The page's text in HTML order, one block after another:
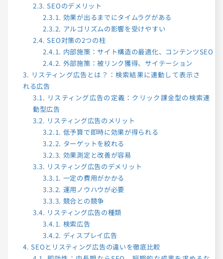
2.3. SEOのデメリット
2.3.1. 効果が出るまでにタイムラグがある
2.3.2. アルゴリズムの影響を受けやすい
2.4. SEO対策の2つの柱
2.4.1. 内部施策：サイト構造の最適化、コンテンツSEO
2.4.2. 外部施策：被リンク獲得、サイテーション
3. リスティング広告とは？：検索結果に連動して表示さ
れる広告
3.1. リスティング広告の定義：クリック課金型の検索連
動型広告
3.2. リスティング広告のメリット
3.2.1. 低予算で即時に効果が得られる
3.2.2. ターゲットを絞れる
3.2.3. 効果測定と改善が容易
3.3. リスティング広告のデメリット
3.3.1. 一定の費用がかかる
3.3.2. 運用ノウハウが必要
3.3.3. 競合との競争
3.4. リスティング広告の種類
3.4.1. 検索広告
3.4.2. ディスプレイ広告
4. SEOとリスティング広告の違いを徹底比較